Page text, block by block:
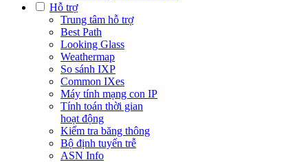
Hỗ trợ
Trung tâm hỗ trợ
Best Path
Looking Glass
Weathermap
So sánh IXP
Common IXes
Máy tính mạng con IP
Tính toán thời gian
hoạt động
Kiểm tra băng thông
Bộ định tuyến trễ
ASN Info